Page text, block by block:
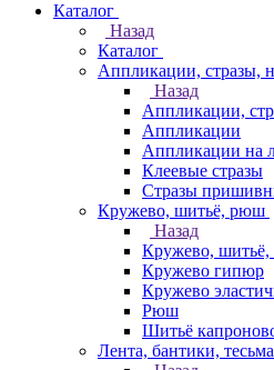
Каталог
Назад
Каталог
Аппликации, стразы,
Назад
Аппликации,
Аппликации
Аппликации на
Клеевые стразы
Стразы
Кружево, шитьё, рюш
Назад
Кружево,
Кружево гипюр
Кружево
Рюш
Шитьё
Лента, бантики, тесьма